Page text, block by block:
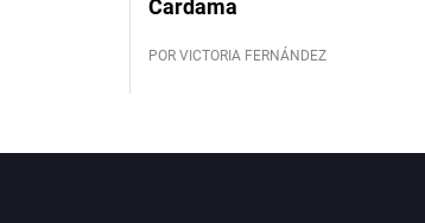
Cardama
POR VICTORIA FERNÁNDEZ